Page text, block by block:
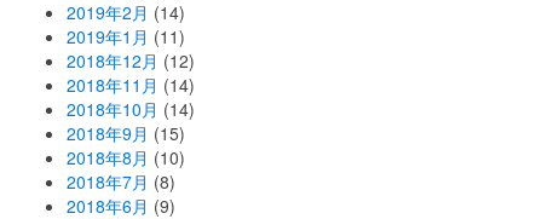
2019年2月 (14)
2019年1月 (11)
2018年12月 (12)
2018年11月 (14)
2018年10月 (14)
2018年9月 (15)
2018年8月 (10)
2018年7月 (8)
2018年6月 (9)